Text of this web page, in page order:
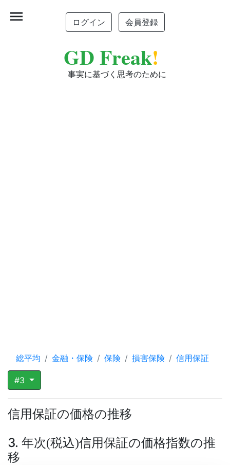
ログイン 会員登録
GD Freak!
事実に基づく思考のために
menu
総平均 金融・保険 保険 損害保険 信用保証
#3
信用保証の価格の推移
3. 年次(税込)信用保証の価格指数の推
移